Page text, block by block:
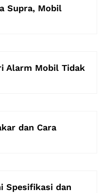
Supra, Mobil
Alarm Mobil Tidak
dan Cara
Spesifikasi dan